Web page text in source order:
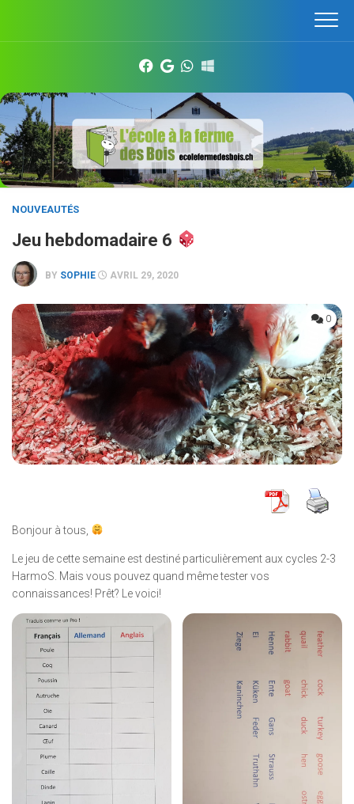
content
NOUVEAUTÉS
Jeu hebdomadaire 6
BY SOPHIE AVRIL 29, 2020
0
Bonjour à tous,
Le jeu de cette semaine est destiné particulièrement aux cycles 2-3
HarmoS. Mais vous pouvez quand même tester vos
connaissances! Prêt? Le voici!